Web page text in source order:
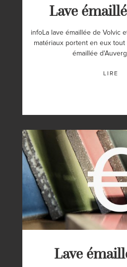
Lave
infoLa lave émaillée de Volvic
matériaux portent en eux
émaillée
LIRE
Lave